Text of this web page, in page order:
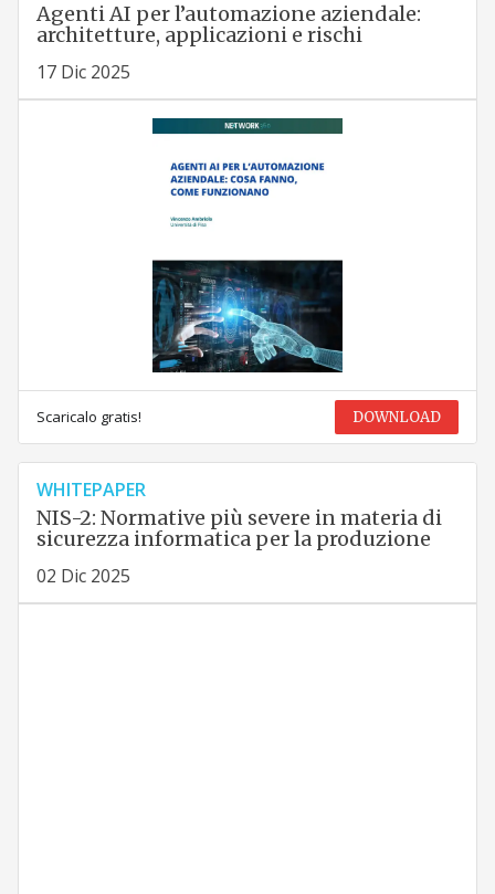
Agenti AI per l’automazione aziendale:
architetture, applicazioni e rischi
17 Dic 2025
Scaricalo gratis! DOWNLOAD
WHITEPAPER
NIS-2: Normative più severe in materia di
sicurezza informatica per la produzione
02 Dic 2025